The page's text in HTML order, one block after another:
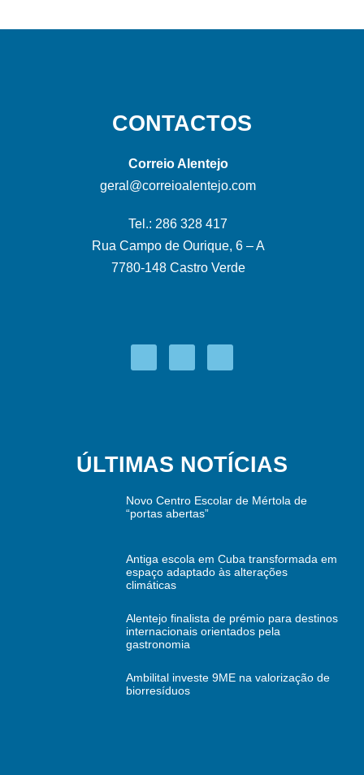
CONTACTOS
Correio Alentejo
geral@correioalentejo.com
Tel.: 286 328 417
Rua Campo de Ourique, 6 – A
7780-148 Castro Verde
ÚLTIMAS NOTÍCIAS
Novo Centro Escolar de Mértola de
“portas abertas”
Antiga escola em Cuba transformada em
espaço adaptado às alterações
climáticas
Alentejo finalista de prémio para destinos
internacionais orientados pela
gastronomia
Ambilital investe 9ME na valorização de
biorresíduos